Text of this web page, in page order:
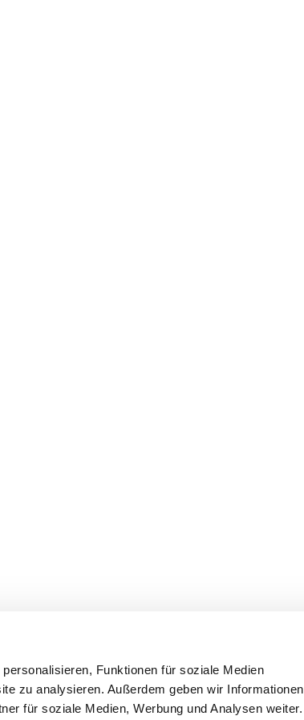
Funktionen für soziale Medien
zu analysieren. Außerdem geben wir Informationen
für soziale Medien, Werbung und Analysen weiter.